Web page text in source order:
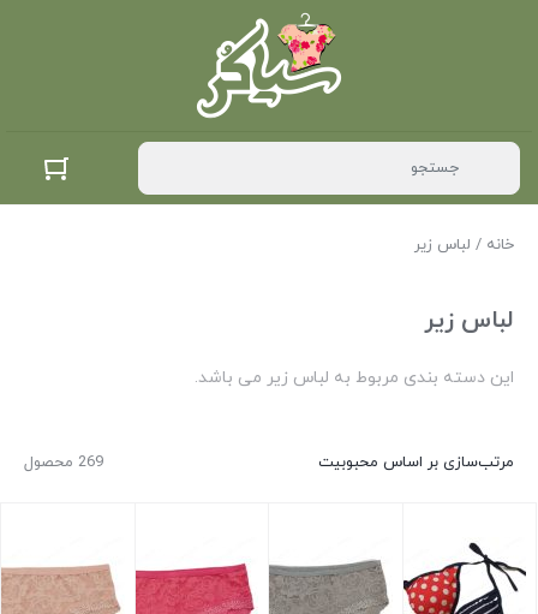
خانه / لباس زیر
لباس زیر
این دسته بندی مربوط به لباس زیر می باشد.
269 محصول مرتب‌سازی بر اساس محبوبیت